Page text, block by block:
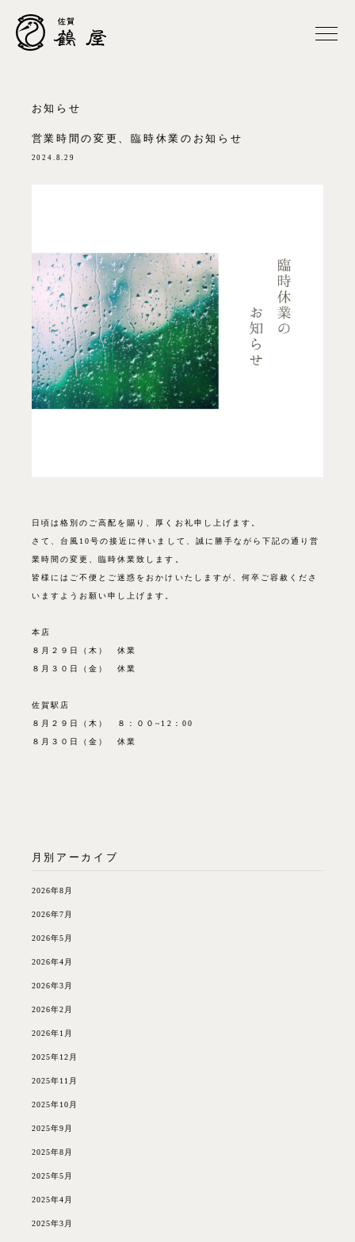
お知らせ
営業時間の変更、臨時休業のお知らせ
2024.8.29
日頃は格別のご高配を賜り、厚くお礼申し上げます。
さて、台風10号の接近に伴いまして、誠に勝手ながら下記の通り営
業時間の変更、臨時休業致します。
皆様にはご不便とご迷惑をおかけいたしますが、何卒ご容赦くださ
いますようお願い申し上げます。
本店
８月２９日（木） 休業
８月３０日（金） 休業
佐賀駅店
８月２９日（木） ８：００~12：00
８月３０日（金） 休業
月別アーカイブ
2026年8月
2026年7月
2026年5月
2026年4月
2026年3月
2026年2月
2026年1月
2025年12月
2025年11月
2025年10月
2025年9月
2025年8月
2025年5月
2025年4月
2025年3月